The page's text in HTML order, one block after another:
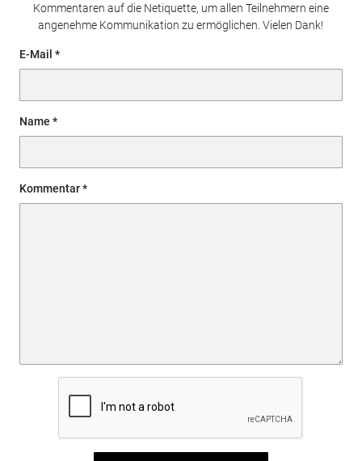
Kommentaren auf die Netiquette, um allen Teilnehmern eine
angenehme Kommunikation zu ermöglichen. Vielen Dank!
E-Mail
Name
Kommentar